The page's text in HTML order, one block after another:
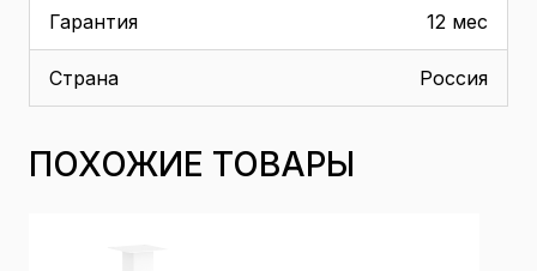
Гарантия 12 мес
Страна Россия
ПОХОЖИЕ ТОВАРЫ